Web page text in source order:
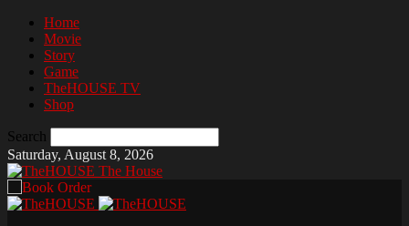
Home
Movie
Story
Game
TheHOUSE TV
Shop
Search
Saturday, August 8, 2026
The House